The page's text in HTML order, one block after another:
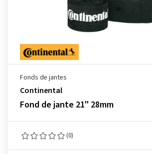
Fonds de jantes
Continental
Fond de jante 21" 28mm
(0)